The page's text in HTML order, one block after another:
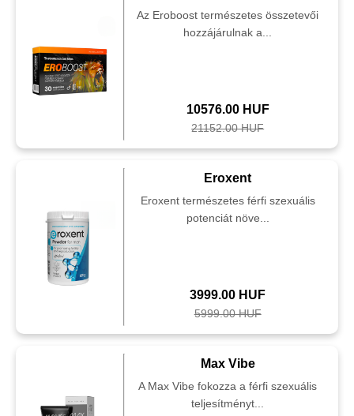
Az Eroboost természetes összetevői
hozzájárulnak a...
10576.00 HUF
21152.00 HUF
Eroxent
Eroxent természetes férfi szexuális
potenciát növe...
3999.00 HUF
5999.00 HUF
Max Vibe
A Max Vibe fokozza a férfi szexuális
teljesítményt...